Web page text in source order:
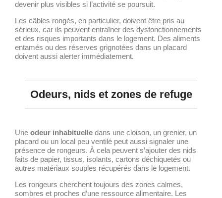
devenir plus visibles si l’activité se poursuit.
Les câbles rongés, en particulier, doivent être pris au
sérieux, car ils peuvent entraîner des dysfonctionnements
et des risques importants dans le logement. Des aliments
entamés ou des réserves grignotées dans un placard
doivent aussi alerter immédiatement.
Odeurs, nids et zones de refuge
Une odeur inhabituelle dans une cloison, un grenier, un
placard ou un local peu ventilé peut aussi signaler une
présence de rongeurs. À cela peuvent s’ajouter des nids
faits de papier, tissus, isolants, cartons déchiquetés ou
autres matériaux souples récupérés dans le logement.
Les rongeurs cherchent toujours des zones calmes,
sombres et proches d’une ressource alimentaire. Les